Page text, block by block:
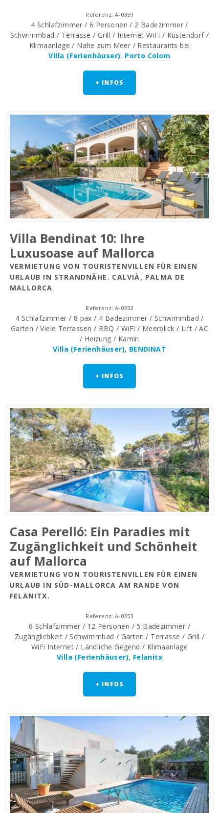
Referenz: A-0359
4 Schlafzimmer / 6 Personen / 2 Badezimmer /
Schwimmbad / Terrasse / Grill / Internet WiFi / Küstendorf /
Klimaanlage / Nahe zum Meer / Restaurants bei
Villa (Ferienhäuser), Porto Colom
+ INFOS
Villa Bendinat 10: Ihre
Luxusoase auf Mallorca
VERMIETUNG VON TOURISTENVILLEN FÜR EINEN
URLAUB IN STRANDNÄHE. CALVIÀ, PALMA DE
MALLORCA
Referenz: A-0352
4 Schlafzimmer / 8 pax / 4 Badezimmer / Schwimmbad /
Garten / Viele Terrassen / BBQ / WiFi / Meerblick / Lift / AC
/ Heizung / Kamin
Villa (Ferienhäuser), BENDINAT
+ INFOS
Casa Perelló: Ein Paradies mit
Zugänglichkeit und Schönheit
auf Mallorca
VERMIETUNG VON TOURISTENVILLEN FÜR EINEN
URLAUB IN SÜD-MALLORCA AM RANDE VON
FELANITX.
Referenz: A-0353
6 Schlafzimmer / 12 Personen / 5 Badezimmer /
Zugänglichkeit / Schwimmbad / Garten / Terrasse / Grill /
WiFi Internet / Ländliche Gegend / Klimaanlage
Villa (Ferienhäuser), Felanitx
+ INFOS